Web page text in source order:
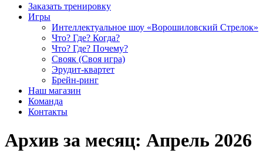
Заказать тренировку
Игры
Интеллектуальное шоу «Ворошиловский Стрелок»
Что? Где? Когда?
Что? Где? Почему?
Свояк (Своя игра)
Эрудит-квартет
Брейн-ринг
Наш магазин
Команда
Контакты
Архив за месяц: Апрель 2026